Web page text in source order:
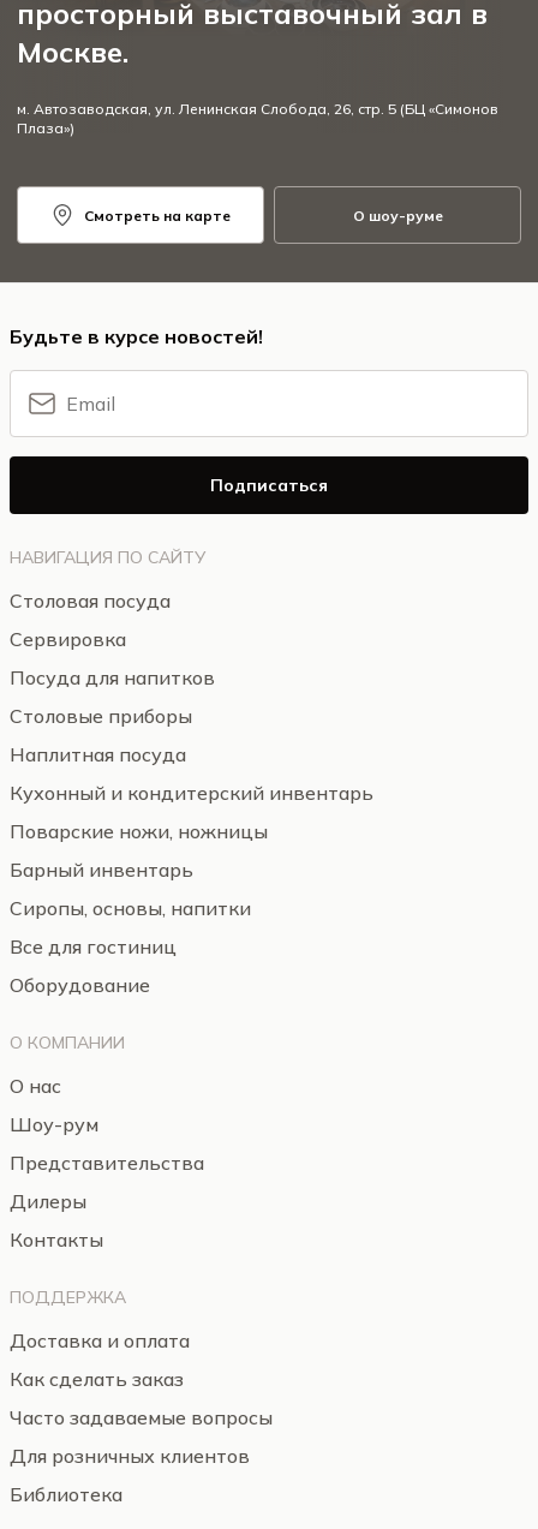
просторный выставочный зал в
Москве.
м. Автозаводская, ул. Ленинская Слобода, 26, стр. 5 (БЦ «Симонов
Плаза»)
Смотреть на карте О шоу-руме
НАВИГАЦИЯ ПО САЙТУ
Столовая посуда
Сервировка
Посуда для напитков
Столовые приборы
Наплитная посуда
Кухонный и кондитерский инвентарь
Поварские ножи, ножницы
Барный инвентарь
Сиропы, основы, напитки
Все для гостиниц
Оборудование
О КОМПАНИИ
О нас
Шоу-рум
Представительства
Дилеры
Контакты
ПОДДЕРЖКА
Доставка и оплата
Как сделать заказ
Часто задаваемые вопросы
Для розничных клиентов
Библиотека
Будьте в курсе новостей!
Подписаться